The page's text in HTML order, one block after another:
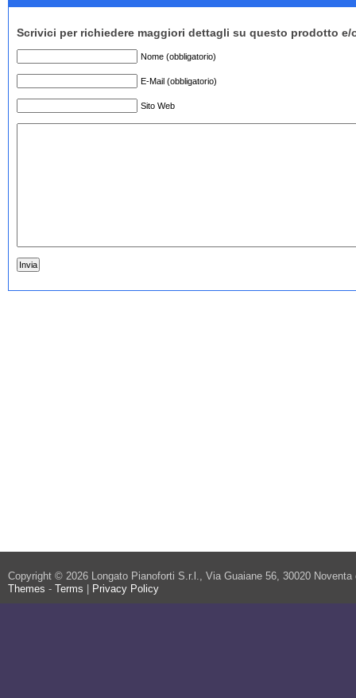
Scrivici per richiedere maggiori dettagli su questo prodotto
Nome (obbligatorio)
E-Mail (obbligatorio)
Sito Web
Copyright © 2026 Longato Pianoforti S.r.l., Via Guaiane 56, 30020
Themes - Terms Privacy Policy